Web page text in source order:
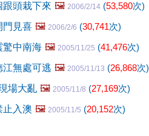
頭栽下來 🖼️ 2006/2/14 (53,580次)
門見喜 🖼️ 2006/2/6 (30,741次)
驚中南海 🖼️ 2005/11/25 (41,476次)
無處可逃 🖼️ 2005/11/13 (26,868次)
場大亂 🖼️ 2005/11/8 (27,169次)
止入澳 🖼️ 2005/11/5 (20,152次)